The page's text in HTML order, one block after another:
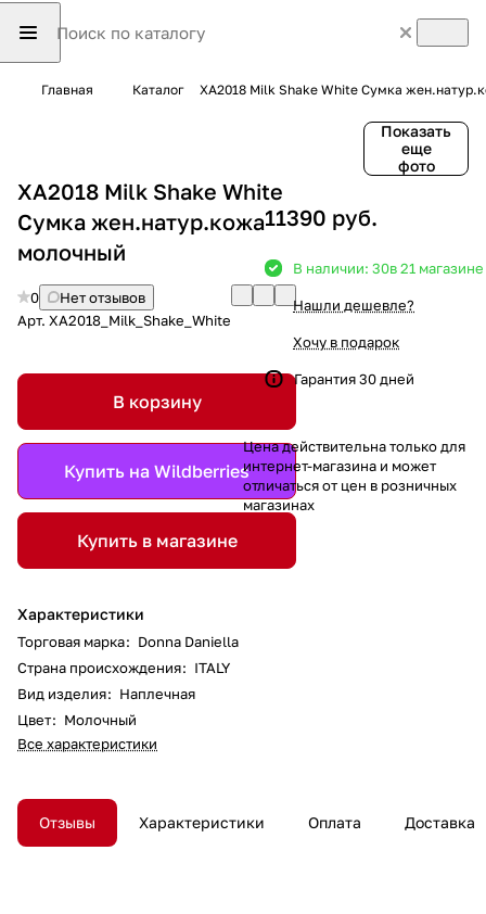
Главная Каталог XA2018 Milk Shake White Сумка
Показать
еще
фото
XA2018 Milk Shake White
Сумка жен.натур.кожа
молочный
0
Нет отзывов
Арт. XA2018_Milk_Shake_White
В корзину
Купить на Wildberries
Купить в магазине
Характеристики
Торговая марка: Donna Daniella
Страна происхождения: ITALY
Вид изделия: Наплечная
Цвет: Молочный
Все характеристики
11390 руб.
В наличии: 30в 21 магазине
Нашли дешевле?
Хочу в подарок
Гарантия 30 дней
Цена действительна только для
интернет-магазина и может
отличаться от цен в розничных
магазинах
Отзывы Характеристики Оплата Доставка